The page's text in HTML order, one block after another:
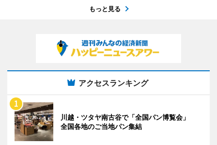
もっと見る
アクセスランキング
川越・ツタヤ南古谷で「全国パン博覧会」
全国各地のご当地パン集結